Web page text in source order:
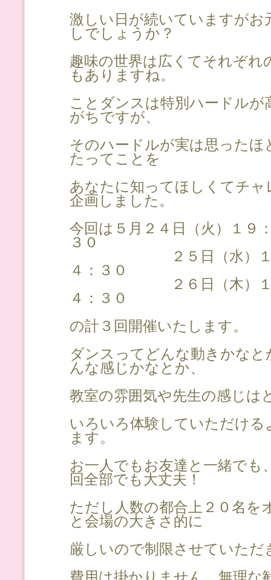
激しい日が続いていますがお
しでしょうか？
趣味の世界は広くてそれぞれ
もありますね。
ことダンスは特別ハードルが
がちですが、
そのハードルが実は思ったほ
たってことを
あなたに知ってほしくてチャ
企画しました。
今回は５月２４日（火）１９
３０
２５日（水）１３
４：３０
２６日（木）１３
４：３０
の計３回開催いたします。
ダンスってどんな動きかなと
んな感じかなとか、
教室の雰囲気や先生の感じは
いろいろ体験していただける
ます。
お一人でもお友達と一緒でも
回全部でも大丈夫！
ただし人数の都合上２０名を
と会場の大きさ的に
厳しいので制限させていただ